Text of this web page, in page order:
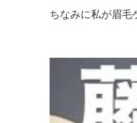
ちなみに私が眉毛